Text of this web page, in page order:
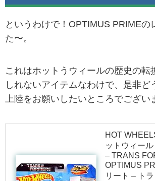
というわけで！OPTIMUS PRIMEの
た〜。
これはホットうウィールの歴史の転
しれないアイテムなわけで、是非ど
上陸をお願いしたいところでござい
HOT
ットウィー
– TRANS
OPTIMUS
リート – ト